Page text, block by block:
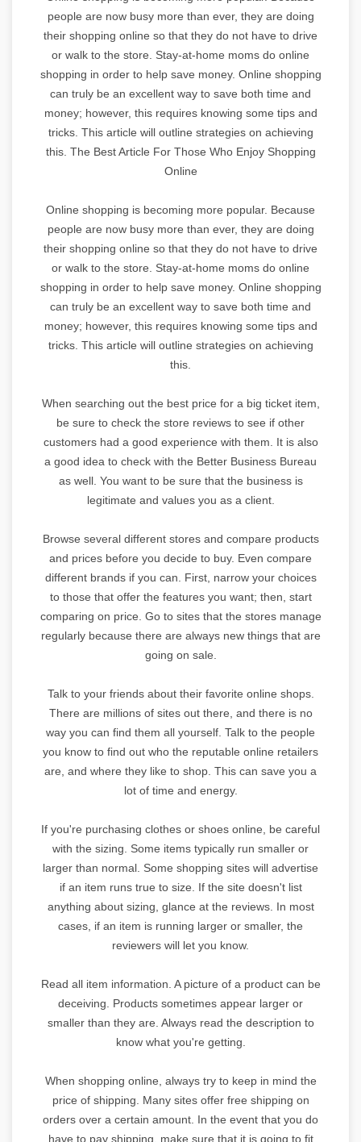
people are now busy more than ever, they are doing
their shopping online so that they do not have to drive
or walk to the store. Stay-at-home moms do online
shopping in order to help save money. Online shopping
can truly be an excellent way to save both time and
money; however, this requires knowing some tips and
tricks. This article will outline strategies on achieving
this. The Best Article For Those Who Enjoy Shopping
Online
Online shopping is becoming more popular. Because
people are now busy more than ever, they are doing
their shopping online so that they do not have to drive
or walk to the store. Stay-at-home moms do online
shopping in order to help save money. Online shopping
can truly be an excellent way to save both time and
money; however, this requires knowing some tips and
tricks. This article will outline strategies on achieving
this.
When searching out the best price for a big ticket item,
be sure to check the store reviews to see if other
customers had a good experience with them. It is also
a good idea to check with the Better Business Bureau
as well. You want to be sure that the business is
legitimate and values you as a client.
Browse several different stores and compare products
and prices before you decide to buy. Even compare
different brands if you can. First, narrow your choices
to those that offer the features you want; then, start
comparing on price. Go to sites that the stores manage
regularly because there are always new things that are
going on sale.
Talk to your friends about their favorite online shops.
There are millions of sites out there, and there is no
way you can find them all yourself. Talk to the people
you know to find out who the reputable online retailers
are, and where they like to shop. This can save you a
lot of time and energy.
If you're purchasing clothes or shoes online, be careful
with the sizing. Some items typically run smaller or
larger than normal. Some shopping sites will advertise
if an item runs true to size. If the site doesn't list
anything about sizing, glance at the reviews. In most
cases, if an item is running larger or smaller, the
reviewers will let you know.
Read all item information. A picture of a product can be
deceiving. Products sometimes appear larger or
smaller than they are. Always read the description to
know what you're getting.
When shopping online, always try to keep in mind the
price of shipping. Many sites offer free shipping on
orders over a certain amount. In the event that you do
have to pay shipping, make sure that it is going to fit